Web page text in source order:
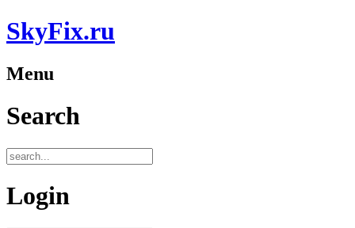
SkyFix.ru
Menu
Search
Login